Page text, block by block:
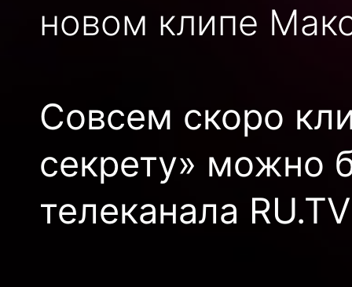
новом клипе
Совсем скоро
секрету» можно
телеканала